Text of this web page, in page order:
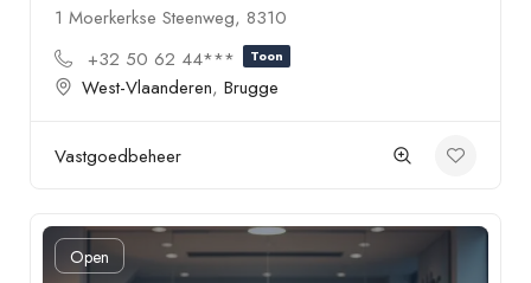
1 Moerkerkse Steenweg, 8310
+32 50 62 44***
Toon
West-Vlaanderen, Brugge
Vastgoedbeheer
Open